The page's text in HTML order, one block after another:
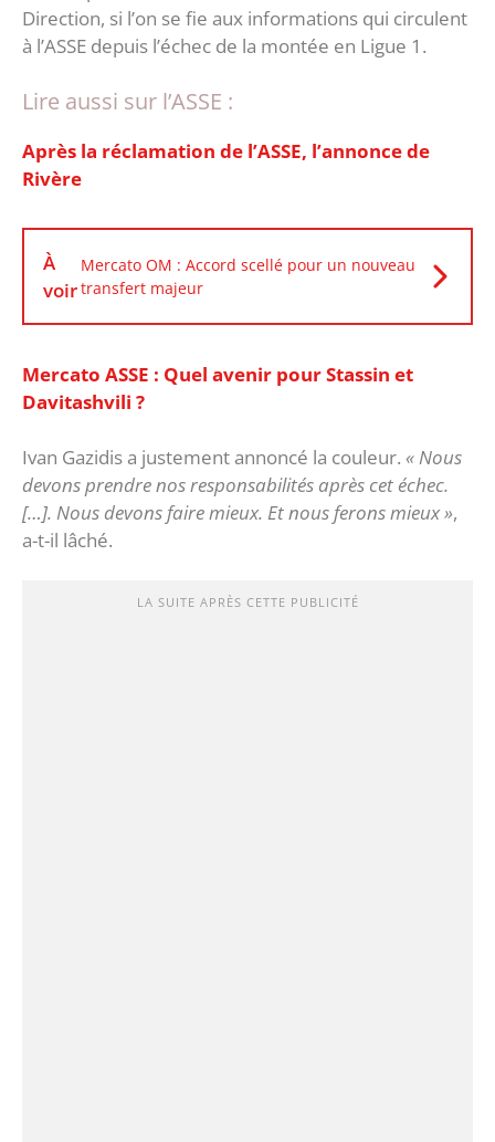
Direction, si l’on se fie aux informations qui circulent
à l’ASSE depuis l’échec de la montée en Ligue 1.
Lire aussi sur l’ASSE :
Après la réclamation de l’ASSE, l’annonce de
Rivère
À
voir
Mercato OM : Accord scellé pour un nouveau
transfert majeur
Mercato ASSE : Quel avenir pour Stassin et
Davitashvili ?
Ivan Gazidis a justement annoncé la couleur. « Nous
devons prendre nos responsabilités après cet échec.
[…]. Nous devons faire mieux. Et nous ferons mieux »,
a-t-il lâché.
LA SUITE APRÈS CETTE PUBLICITÉ